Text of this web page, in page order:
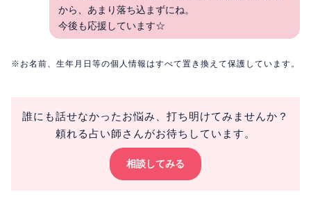
から、あまり落ち込まずにね。
今後も応援しています☆
※お名前、生年月日等の個人情報はすべて置き換えて保護しています。
誰にも話せなかったお悩み、打ち明けてみませんか？
頼れる占い師さんがお待ちしています。
相談してみる